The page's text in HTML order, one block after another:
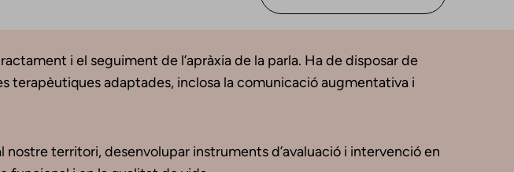
i el seguiment de l’apràxia de la parla. Ha de disposar de
adaptades, inclosa la comunicació augmentativa i
nostre territori, desenvolupar instruments d’avaluació i intervenció en